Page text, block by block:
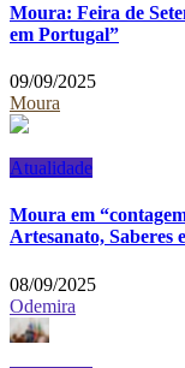
Moura: Feira de
em Portugal”
09/09/2025
Moura
Atualidade
Moura em
Artesanato, Saberes
08/09/2025
Odemira